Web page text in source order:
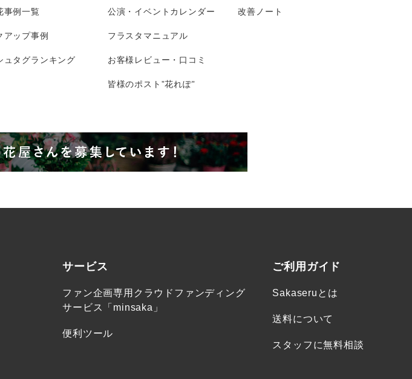
事例一覧
アップ事例
ュタグランキング
公演・イベントカレンダー
フラスタマニュアル
お客様レビュー・口コミ
皆様のポスト”花れぽ”
改善ノート
サービス
ファン企画専用クラウドファンディング
サービス「minsaka」
便利ツール
ご利用ガイド
Sakaseruとは
送料について
スタッフに無料相談